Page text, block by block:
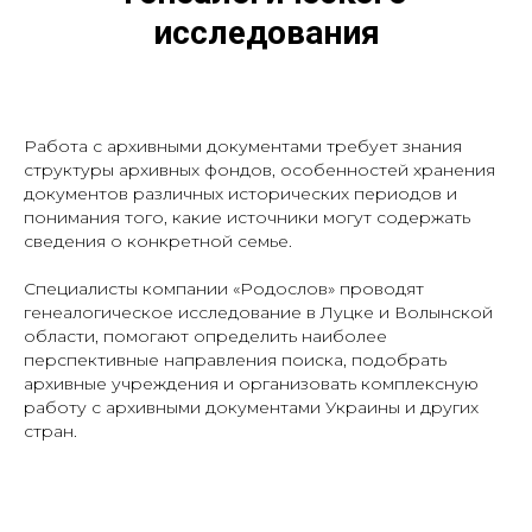
исследования
Работа с архивными документами требует знания
структуры архивных фондов, особенностей хранения
документов различных исторических периодов и
понимания того, какие источники могут содержать
сведения о конкретной семье.
Специалисты компании «Родослов» проводят
генеалогическое исследование в Луцке и Волынской
области, помогают определить наиболее
перспективные направления поиска, подобрать
архивные учреждения и организовать комплексную
работу с архивными документами Украины и других
стран.